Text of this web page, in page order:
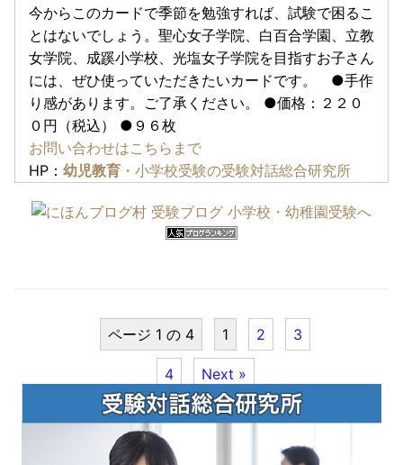
今からこのカードで季節を勉強すれば、試験で困るこ
とはないでしょう。聖心女子学院、白百合学園、立教
女学院、成蹊小学校、光塩女子学院を目指すお子さん
には、ぜひ使っていただきたいカードです。 ●手作
り感があります。ご了承ください。 ●価格：２２０
０円（税込） ●９６枚
お問い合わせはこちらまで
HP： 幼児教育 ・小学校受験の受験対話総合研究所
ページ 1 の 4 1 2 3
4 Next »